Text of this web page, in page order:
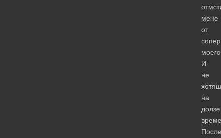
мене
от
И
не
на
долзе